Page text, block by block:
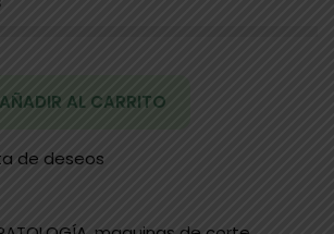
AÑADIR AL CARRITO
de deseos